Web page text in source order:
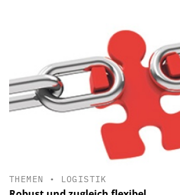
THEMEN • LOGISTIK